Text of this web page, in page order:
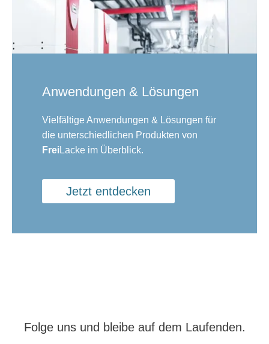
Anwendungen & Lösungen
Vielfältige Anwendungen & Lösungen für
die unterschiedlichen Produkten von
FreiLacke im Überblick.
Jetzt entdecken
Folge uns und bleibe auf dem Laufenden.